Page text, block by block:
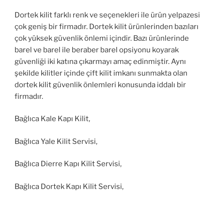
Dortek kilit farklı renk ve seçenekleri ile ürün yelpazesi
çok geniş bir firmadır. Dortek kilit ürünlerinden bazıları
çok yüksek güvenlik önlemi içindir. Bazı ürünlerinde
barel ve barel ile beraber barel opsiyonu koyarak
güvenliği iki katına çıkarmayı amaç edinmiştir. Aynı
şekilde kilitler içinde çift kilit imkanı sunmakta olan
dortek kilit güvenlik önlemleri konusunda iddalı bir
firmadır.
Bağlıca Kale Kapı Kilit,
Bağlıca Yale Kilit Servisi,
Bağlıca Dierre Kapı Kilit Servisi,
Bağlıca Dortek Kapı Kilit Servisi,